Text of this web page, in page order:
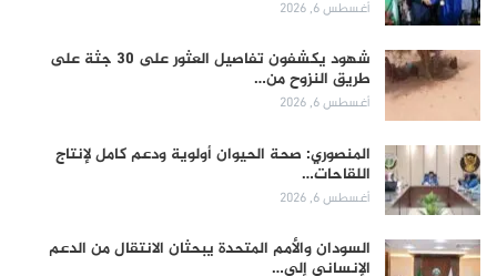
أغسطس 6, 2026
شهود يكشفون تفاصيل العثور على 30 جثة على
طريق النزوح من…
أغسطس 6, 2026
المنصوري: صحة الحيوان أولوية ودعم كامل لإنتاج
اللقاحات…
أغسطس 6, 2026
السودان والأمم المتحدة يبحثان الانتقال من الدعم
الإنساني إلى…